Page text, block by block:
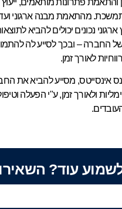
מהתאמת מבנה ארגוני ועד
ארגוני נכונים יכולים להביא
החברה – ובכך לסייע לה
לאורך זמן.
אינסייטס, מסייע להביא את
ולאורך זמן, ע"י הפעלה
לשמוע עוד?